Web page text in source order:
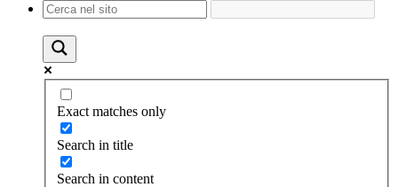
Exact matches only
Search in title
Search in content